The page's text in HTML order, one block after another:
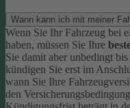
Wann kann ich mit meiner
Wenn Sie Ihr Fahrzeug bei
haben, müssen Sie Ihre
Sie damit aber unbedingt
kündigen Sie erst im
wann Sie Ihre
den